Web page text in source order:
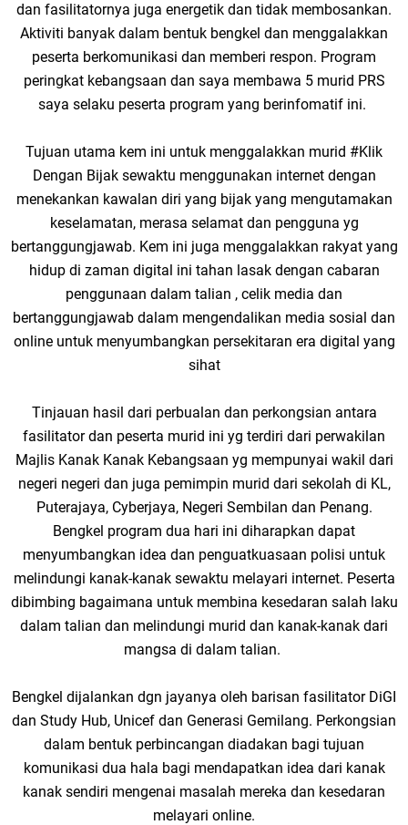
dan fasilitatornya juga energetik dan tidak membosankan.
Aktiviti banyak dalam bentuk bengkel dan menggalakkan
peserta berkomunikasi dan memberi respon. Program
peringkat kebangsaan dan saya membawa 5 murid PRS
saya selaku peserta program yang berinfomatif ini.
Tujuan utama kem ini untuk menggalakkan murid #Klik
Dengan Bijak sewaktu menggunakan internet dengan
menekankan kawalan diri yang bijak yang mengutamakan
keselamatan, merasa selamat dan pengguna yg
bertanggungjawab. Kem ini juga menggalakkan rakyat yang
hidup di zaman digital ini tahan lasak dengan cabaran
penggunaan dalam talian , celik media dan
bertanggungjawab dalam mengendalikan media sosial dan
online untuk menyumbangkan persekitaran era digital yang
sihat
Tinjauan hasil dari perbualan dan perkongsian antara
fasilitator dan peserta murid ini yg terdiri dari perwakilan
Majlis Kanak Kanak Kebangsaan yg mempunyai wakil dari
negeri negeri dan juga pemimpin murid dari sekolah di KL,
Puterajaya, Cyberjaya, Negeri Sembilan dan Penang.
Bengkel program dua hari ini diharapkan dapat
menyumbangkan idea dan penguatkuasaan polisi untuk
melindungi kanak-kanak sewaktu melayari internet. Peserta
dibimbing bagaimana untuk membina kesedaran salah laku
dalam talian dan melindungi murid dan kanak-kanak dari
mangsa di dalam talian.
Bengkel dijalankan dgn jayanya oleh barisan fasilitator DiGI
dan Study Hub, Unicef dan Generasi Gemilang. Perkongsian
dalam bentuk perbincangan diadakan bagi tujuan
komunikasi dua hala bagi mendapatkan idea dari kanak
kanak sendiri mengenai masalah mereka dan kesedaran
melayari online.